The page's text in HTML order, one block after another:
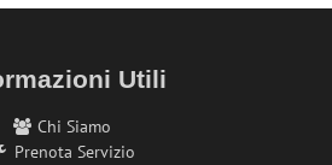
Utili
Chi Siamo
Prenota Servizio